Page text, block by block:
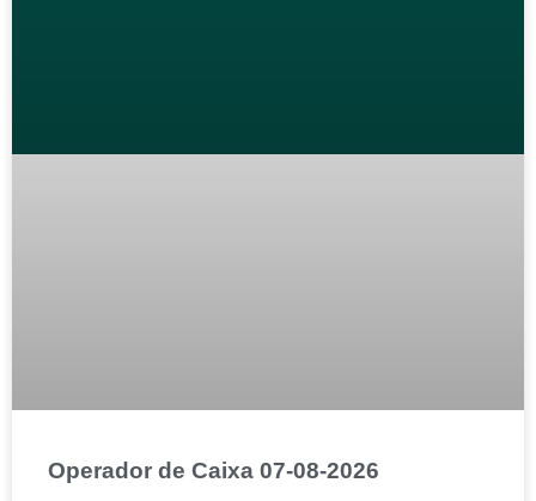
Operador de Caixa 07-08-2026